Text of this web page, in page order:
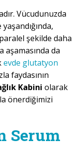
Vücudunuzda
şekilde daha
da
evde glutatyon
faydasının
Kabini olarak
önerdiğimizi
Serum